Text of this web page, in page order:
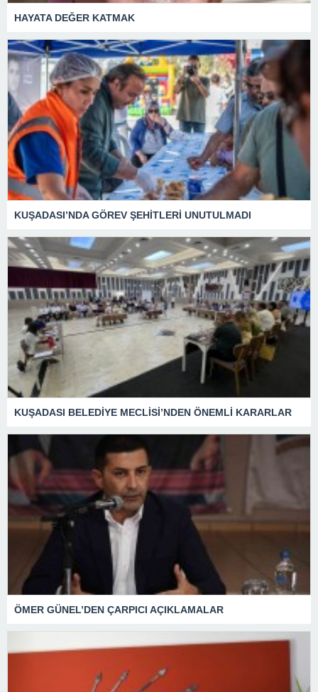
HAYATA DEĞER KATMAK
KUŞADASI’NDA GÖREV ŞEHİTLERİ UNUTULMADI
KUŞADASI BELEDİYE MECLİSİ’NDEN ÖNEMLİ KARARLAR
ÖMER GÜNEL’DEN ÇARPICI AÇIKLAMALAR